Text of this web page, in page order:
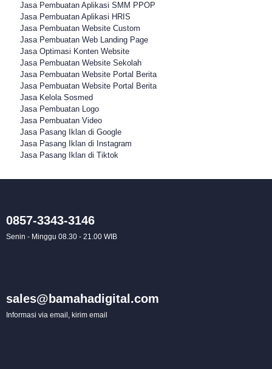
Jasa Pembuatan Aplikasi SMM PPOP
Jasa Pembuatan Aplikasi HRIS
Jasa Pembuatan Website Custom
Jasa Pembuatan Web Landing Page
Jasa Optimasi Konten Website
Jasa Pembuatan Website Sekolah
Jasa Pembuatan Website Portal Berita
Jasa Pembuatan Website Portal Berita
Jasa Kelola Sosmed
Jasa Pembuatan Logo
Jasa Pembuatan Video
Jasa Pasang Iklan di Google
Jasa Pasang Iklan di Instagram
Jasa Pasang Iklan di Tiktok
0857-3343-3146
Senin - Minggu 08.30 - 21.00 WIB
sales@bamahadigital.com
Informasi via email, kirim email